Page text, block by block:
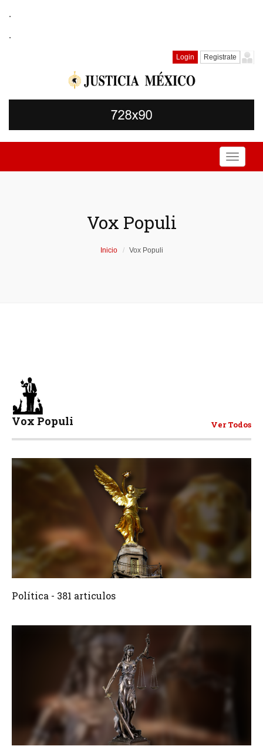
.
.
Login Registrate
Toggle
Vox Populi
Inicio Vox Populi
Vox Populi Ver Todos
381 Articulos
Política - 381 articulos
Crear 1516 Articulos